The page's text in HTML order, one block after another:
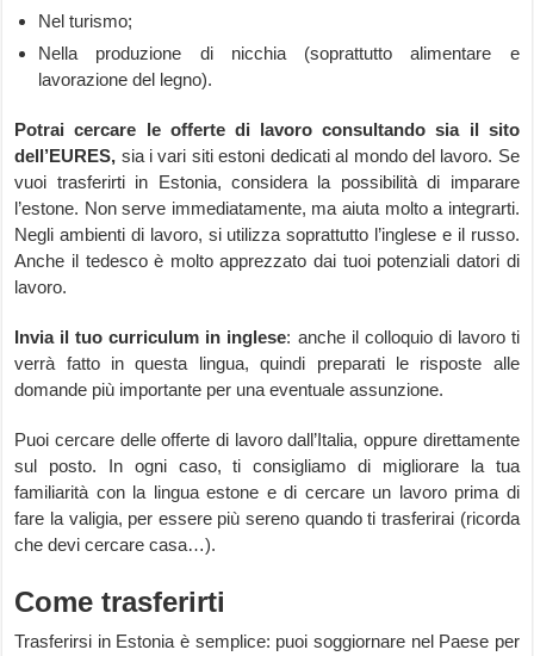
Nel turismo;
Nella produzione di nicchia (soprattutto alimentare e
lavorazione del legno).
Potrai cercare le offerte di lavoro consultando sia il sito
dell’EURES, sia i vari siti estoni dedicati al mondo del lavoro. Se
vuoi trasferirti in Estonia, considera la possibilità di imparare
l’estone. Non serve immediatamente, ma aiuta molto a integrarti.
Negli ambienti di lavoro, si utilizza soprattutto l’inglese e il russo.
Anche il tedesco è molto apprezzato dai tuoi potenziali datori di
lavoro.
Invia il tuo curriculum in inglese: anche il colloquio di lavoro ti
verrà fatto in questa lingua, quindi preparati le risposte alle
domande più importante per una eventuale assunzione.
Puoi cercare delle offerte di lavoro dall’Italia, oppure direttamente
sul posto. In ogni caso, ti consigliamo di migliorare la tua
familiarità con la lingua estone e di cercare un lavoro prima di
fare la valigia, per essere più sereno quando ti trasferirai (ricorda
che devi cercare casa…).
Come trasferirti
Trasferirsi in Estonia è semplice: puoi soggiornare nel Paese per